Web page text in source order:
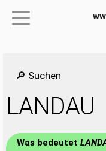
🔎 Suchen
LANDAU
Was bedeutet